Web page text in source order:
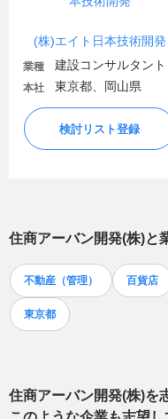
(株)エイト日本技術開発
業種 建設コンサルタント
本社 東京都、岡山県
検討リスト登録
住商アーバン開発(株)と
不動産（管理） 百貨店
東京都
住商アーバン開発(株)を